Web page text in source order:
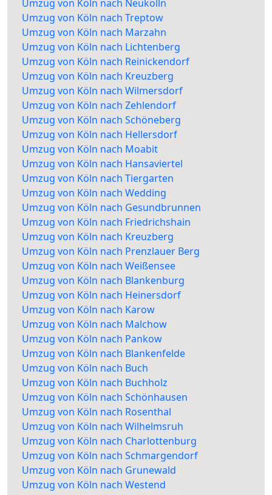
Umzug von Köln nach Neukölln
Umzug von Köln nach Treptow
Umzug von Köln nach Marzahn
Umzug von Köln nach Lichtenberg
Umzug von Köln nach Reinickendorf
Umzug von Köln nach Kreuzberg
Umzug von Köln nach Wilmersdorf
Umzug von Köln nach Zehlendorf
Umzug von Köln nach Schöneberg
Umzug von Köln nach Hellersdorf
Umzug von Köln nach Moabit
Umzug von Köln nach Hansaviertel
Umzug von Köln nach Tiergarten
Umzug von Köln nach Wedding
Umzug von Köln nach Gesundbrunnen
Umzug von Köln nach Friedrichshain
Umzug von Köln nach Kreuzberg
Umzug von Köln nach Prenzlauer Berg
Umzug von Köln nach Weißensee
Umzug von Köln nach Blankenburg
Umzug von Köln nach Heinersdorf
Umzug von Köln nach Karow
Umzug von Köln nach Malchow
Umzug von Köln nach Pankow
Umzug von Köln nach Blankenfelde
Umzug von Köln nach Buch
Umzug von Köln nach Buchholz
Umzug von Köln nach Schönhausen
Umzug von Köln nach Rosenthal
Umzug von Köln nach Wilhelmsruh
Umzug von Köln nach Charlottenburg
Umzug von Köln nach Schmargendorf
Umzug von Köln nach Grunewald
Umzug von Köln nach Westend